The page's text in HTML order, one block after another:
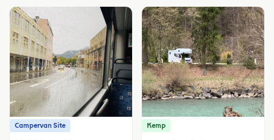
Campervan Site Kemp